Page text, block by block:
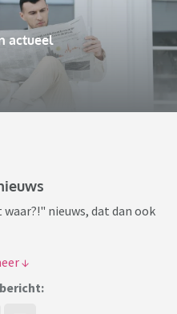
actueel
nieuws, dat dan ook
spelcassette-super-mario-
bij-veiling.html